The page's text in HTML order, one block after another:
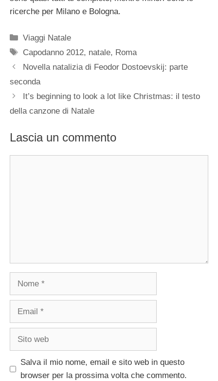
ricerche per Milano e Bologna.
Categorie
Viaggi Natale
Tag
Capodanno 2012, natale, Roma
Novella natalizia di Feodor Dostoevskij: parte
seconda
It’s beginning to look a lot like Christmas: il testo
della canzone di Natale
Lascia un commento
Nome
Email
Sito
Salva il mio nome, email e sito web in questo
browser per la prossima volta che commento.